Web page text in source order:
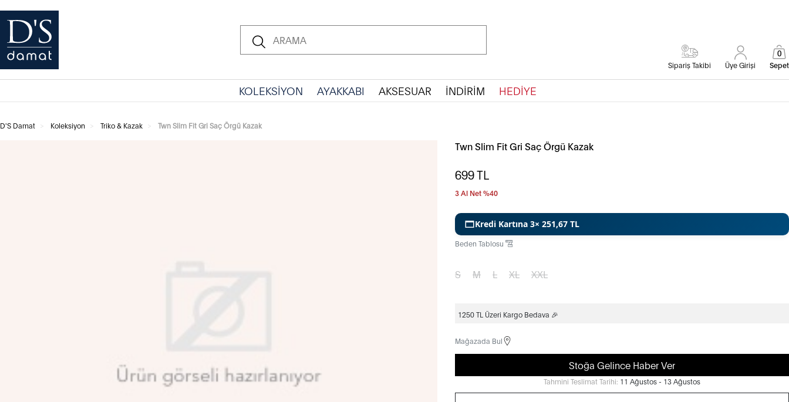
Sipariş Takibi Üye Girişi Sepet
0
KOLEKSİYON AYAKKABI AKSESUAR İNDİRİM HEDİYE
D'S Damat Koleksiyon Triko & Kazak Twn Slim Fit Gri Saç Örgü Kazak
Twn Slim Fit Gri Saç Örgü Kazak
699TL
3 Al Net %40
Kredi Kartına 3× 251,67 TL
Beden Tablosu
S M L XL XXL
1250 TL Üzeri Kargo Bedava 🎉
Mağazada Bul
Stoğa Gelince Haber Ver
Tahmini Teslimat Tarihi: 11 Ağustos - 13 Ağustos